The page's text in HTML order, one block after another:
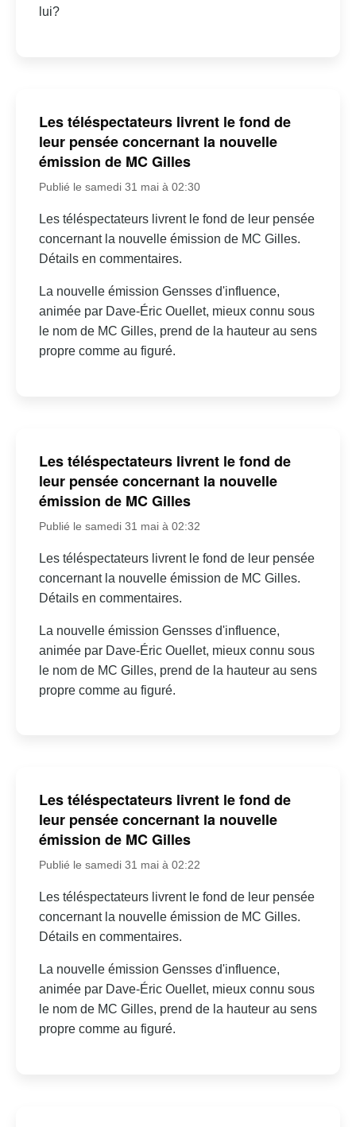
lui?
Les téléspectateurs livrent le fond de
leur pensée concernant la nouvelle
émission de MC Gilles
Publié le samedi 31 mai à 02:30
Les téléspectateurs livrent le fond de leur pensée
concernant la nouvelle émission de MC Gilles.
Détails en commentaires.
La nouvelle émission Gensses d'influence,
animée par Dave-Éric Ouellet, mieux connu sous
le nom de MC Gilles, prend de la hauteur au sens
propre comme au figuré.
Les téléspectateurs livrent le fond de
leur pensée concernant la nouvelle
émission de MC Gilles
Publié le samedi 31 mai à 02:32
Les téléspectateurs livrent le fond de leur pensée
concernant la nouvelle émission de MC Gilles.
Détails en commentaires.
La nouvelle émission Gensses d'influence,
animée par Dave-Éric Ouellet, mieux connu sous
le nom de MC Gilles, prend de la hauteur au sens
propre comme au figuré.
Les téléspectateurs livrent le fond de
leur pensée concernant la nouvelle
émission de MC Gilles
Publié le samedi 31 mai à 02:22
Les téléspectateurs livrent le fond de leur pensée
concernant la nouvelle émission de MC Gilles.
Détails en commentaires.
La nouvelle émission Gensses d'influence,
animée par Dave-Éric Ouellet, mieux connu sous
le nom de MC Gilles, prend de la hauteur au sens
propre comme au figuré.